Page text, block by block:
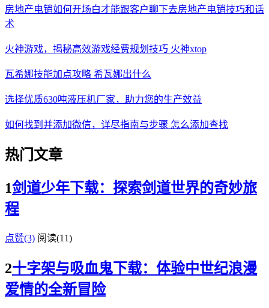
房地产电销如何开场白才能跟客户聊下去房地产电销技巧和话
术
火神游戏，揭秘高效游戏经费规划技巧 火神xtop
瓦希娜技能加点攻略 希瓦娜出什么
选择优质630吨液压机厂家，助力您的生产效益
如何找到并添加微信，详尽指南与步骤 怎么添加查找
热门文章
1剑道少年下载：探索剑道世界的奇妙旅
程
点赞(3) 阅读(11)
2十字架与吸血鬼下载：体验中世纪浪漫
爱情的全新冒险